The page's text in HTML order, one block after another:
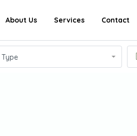
About Us Services Contact
Type